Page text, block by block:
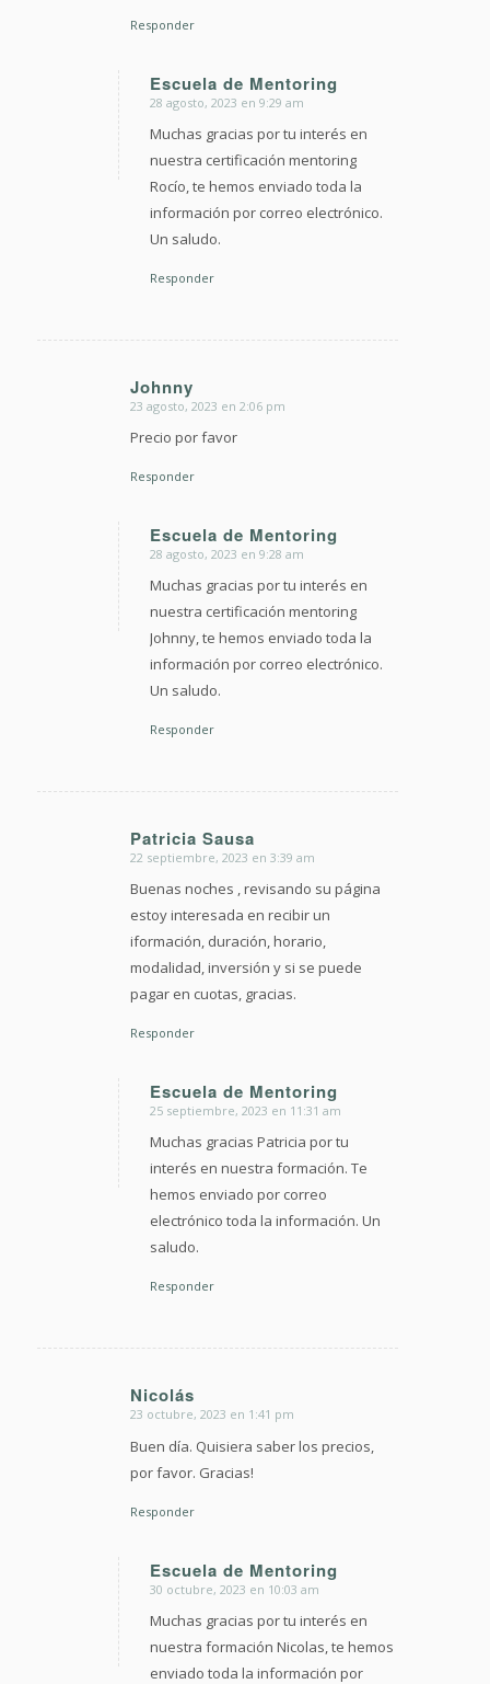
Responder
Escuela de Mentoring
Dice:
28 agosto, 2023 en 9:29 am
Muchas gracias por tu interés en
nuestra certificación mentoring
Rocío, te hemos enviado toda la
información por correo electrónico.
Un saludo.
Responder
Johnny
Dice:
23 agosto, 2023 en 2:06 pm
Precio por favor
Responder
Escuela de Mentoring
Dice:
28 agosto, 2023 en 9:28 am
Muchas gracias por tu interés en
nuestra certificación mentoring
Johnny, te hemos enviado toda la
información por correo electrónico.
Un saludo.
Responder
Patricia Sausa
Dice:
22 septiembre, 2023 en 3:39 am
Buenas noches , revisando su página
estoy interesada en recibir un
iformación, duración, horario,
modalidad, inversión y si se puede
pagar en cuotas, gracias.
Responder
Escuela de Mentoring
Dice:
25 septiembre, 2023 en 11:31 am
Muchas gracias Patricia por tu
interés en nuestra formación. Te
hemos enviado por correo
electrónico toda la información. Un
saludo.
Responder
Nicolás
Dice:
23 octubre, 2023 en 1:41 pm
Buen día. Quisiera saber los precios,
por favor. Gracias!
Responder
Escuela de Mentoring
Dice:
30 octubre, 2023 en 10:03 am
Muchas gracias por tu interés en
nuestra formación Nicolas, te hemos
enviado toda la información por